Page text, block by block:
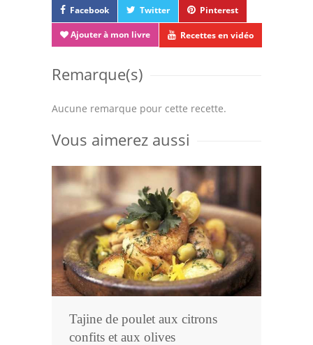
Facebook Twitter Pinterest
Ajouter à mon livre Recettes en vidéo
Remarque(s)
Aucune remarque pour cette recette.
Vous aimerez aussi
Tajine de poulet aux citrons
confits et aux olives